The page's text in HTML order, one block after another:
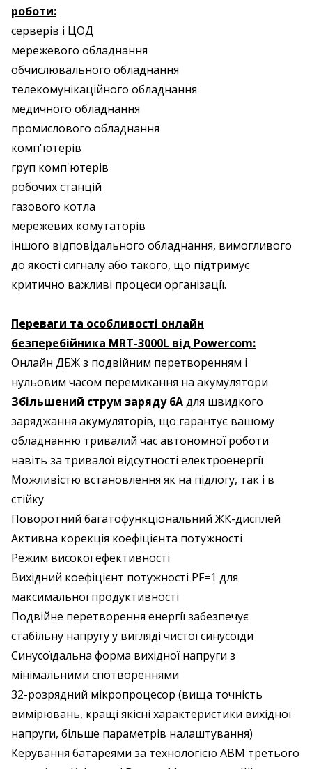
роботи:
серверів і ЦОД
мережевого обладнання
обчислювального обладнання
телекомунікаційного обладнання
медичного обладнання
промислового обладнання
комп'ютерів
груп комп'ютерів
робочих станцій
газового котла
мережевих комутаторів
іншого відповідального обладнання, вимогливого
до якості сигналу або такого, що підтримує
критично важливі процеси організації.
Переваги та особливості онлайн
безперебійника MRT-3000L від Powercom:
Онлайн ДБЖ з подвійним перетворенням і
нульовим часом перемикання на акумулятори
Збільшений струм заряду 6Адля швидкого
заряджання акумуляторів, що гарантує вашому
обладнанню тривалий час автономної роботи
навіть за тривалої відсутності електроенергії
Можливістю встановлення як на підлогу, так і в
стійку
Поворотний багатофункціональний ЖК-дисплей
Активна корекція коефіцієнта потужності
Режим високої ефективності
Вихідний коефіцієнт потужності PF=1 для
максимальної продуктивності
Подвійне перетворення енергії забезпечує
стабільну напругу у вигляді чистої синусоїди
Синусоїдальна форма вихідної напруги з
мінімальними спотвореннями
32-розрядний мікропроцесор (вища точність
вимірювань, кращі якісні характеристики вихідної
напруги, більше параметрів налаштування)
Керування батареями за технологією ABM третього